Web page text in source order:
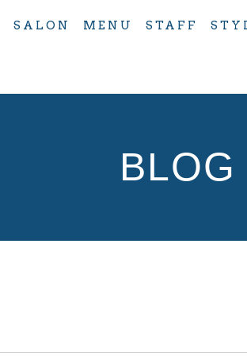
MchBasePublicPlugin.php on
SALON MENU STAFF
BLOG